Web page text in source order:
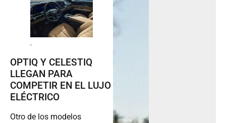
.
OPTIQ Y CELESTIQ
LLEGAN PARA
COMPETIR EN EL LUJO
ELÉCTRICO
Otro de los modelos